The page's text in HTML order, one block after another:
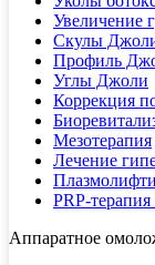
Увеличение
Скулы
Профиль
Углы Джоли
Коррекция
Мезотерапия
Лечение
PRP-
Аппаратное